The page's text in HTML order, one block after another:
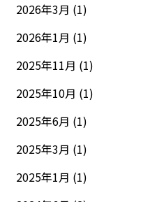
2026年3月 (1)
2026年1月 (1)
2025年11月 (1)
2025年10月 (1)
2025年6月 (1)
2025年3月 (1)
2025年1月 (1)